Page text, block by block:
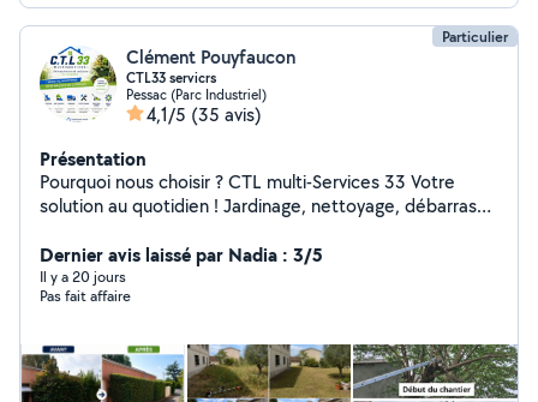
Particulier
Clément Pouyfaucon
CTL33 servicrs
Pessac (Parc Industriel)
4,1/5 (35 avis)
Présentation
Pourquoi nous choisir ? CTL multi-Services 33 Votre
solution au quotidien ! Jardinage, nettoyage, débarras
meuble ; plomberie etc.... Nous sommes là pour vous
simplifier la vie avec des services rapides, efficaces et
adaptés à vos besoins. Travail soigné et professionnel
compétitifs Zone d'intervention : Gironde
Dernier avis laissé par Nadia : 3/5
Il y a 20 jours
Pas fait affaire